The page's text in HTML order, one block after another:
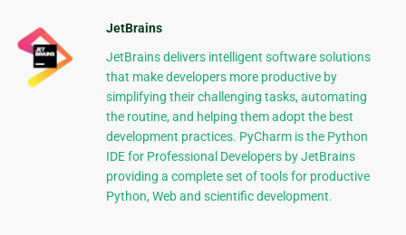
JetBrains
JetBrains delivers intelligent software solutions
that make developers more productive by
simplifying their challenging tasks, automating
the routine, and helping them adopt the best
development practices. PyCharm is the Python
IDE for Professional Developers by JetBrains
providing a complete set of tools for productive
Python, Web and scientific development.